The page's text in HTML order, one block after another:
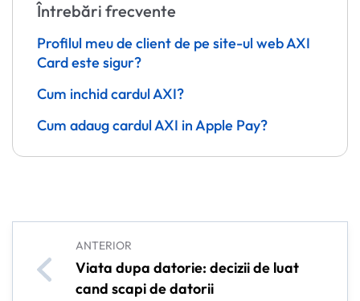
Întrebări frecvente
Profilul meu de client de pe site-ul web AXI
Card este sigur?
Cum inchid cardul AXI?
Cum adaug cardul AXI in Apple Pay?
ANTERIOR
Viata dupa datorie: decizii de luat
cand scapi de datorii